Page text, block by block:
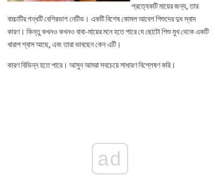
প্রত্যেকটি মায়ের জন্য, তার
বাচ্চাটির গন্ধটি বেশিরভাগ নেটিভ। একটি বিশেষ কোমল আবেগ শিশুদের দুধ স্বাদ
কারণ। কিন্তু কখনও কখনও বাবা-মায়ের মনে হতে পারে যে ছোটো শিশু মুখ থেকে একটি
খারাপ শ্বাস আছে, এবং তারা ভাবছেন কেন এটি।
কারণ বিভিন্ন হতে পারে। আসুন আমরা সবচেয়ে সাধারণ বিশ্লেষণ করি।
ad